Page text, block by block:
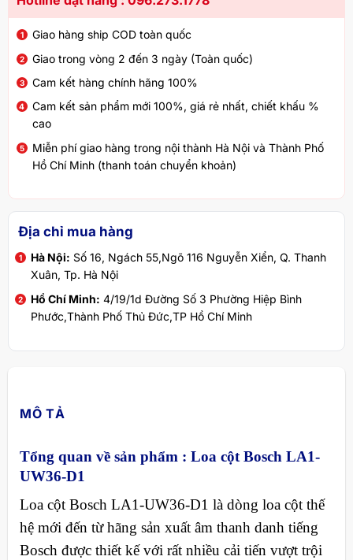
Giao hàng ship COD toàn quốc
Giao trong vòng 2 đến 3 ngày (Toàn quốc)
Cam kết hàng chính hãng 100%
Cam kết sản phẩm mới 100%, giá rẻ nhất, chiết khấu %
cao
Miễn phí giao hàng trong nội thành Hà Nội và Thành Phố
Hồ Chí Minh (thanh toán chuyển khoản)
Địa chỉ mua hàng
Hà Nội: Số 16, Ngách 55,Ngõ 116 Nguyễn Xiển, Q. Thanh
Xuân, Tp. Hà Nội
Hồ Chí Minh: 4/19/1d Đường Số 3 Phường Hiệp Bình
Phước,Thành Phố Thủ Đức,TP Hồ Chí Minh
MÔ TẢ
Tổng quan về sản phẩm : Loa cột Bosch LA1-
UW36-D1
Loa cột Bosch LA1-UW36-D1 là dòng loa cột thế
hệ mới đến từ hãng sản xuất âm thanh danh tiếng
Bosch được thiết kế với rất nhiều cải tiến vượt trội